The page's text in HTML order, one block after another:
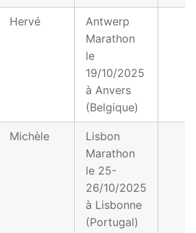
Hervé
Antwerp
Marathon
le
19/10/2025
à Anvers
(Belgique)
Michèle
Lisbon
Marathon
le 25-
26/10/2025
à Lisbonne
(Portugal)